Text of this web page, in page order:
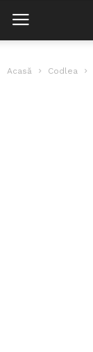
Acasă Codlea